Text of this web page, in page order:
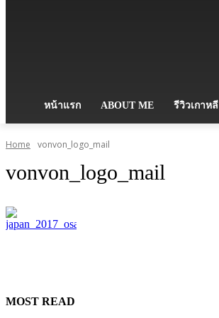
หน้าแรก ABOUT ME รีวิวเกาหลี
Home vonvon_logo_mail
vonvon_logo_mail
MOST READ